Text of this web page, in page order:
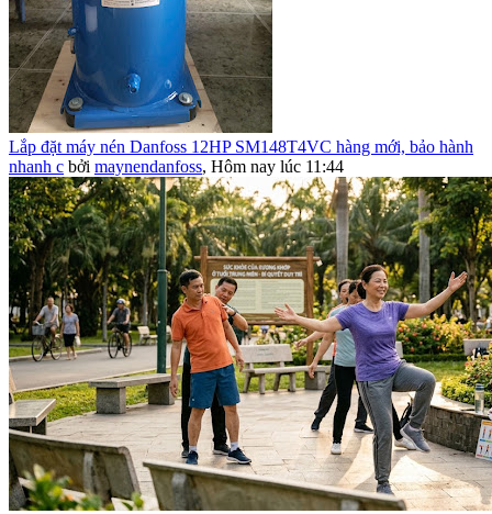
Lắp đặt máy nén Danfoss 12HP SM148T4VC hàng mới, bảo hành
nhanh c bởi maynendanfoss, Hôm nay lúc 11:44